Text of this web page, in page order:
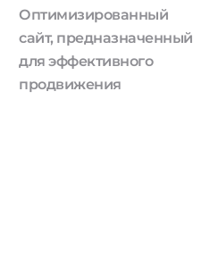
Оптимизированный
сайт, предназначенный
для эффективного
продвижения